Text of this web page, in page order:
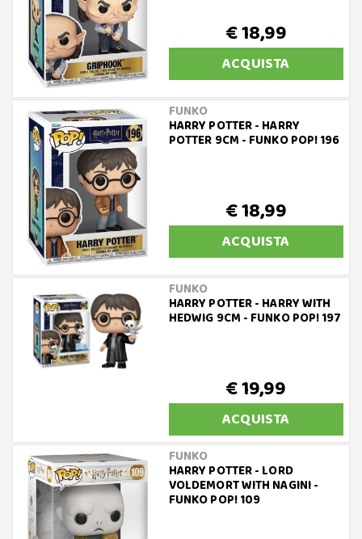
€ 18,99
ACQUISTA
FUNKO
HARRY POTTER - HARRY
POTTER 9CM - FUNKO POP! 196
€ 18,99
ACQUISTA
FUNKO
HARRY POTTER - HARRY WITH
HEDWIG 9CM - FUNKO POP! 197
€ 19,99
ACQUISTA
FUNKO
HARRY POTTER - LORD
VOLDEMORT WITH NAGINI -
FUNKO POP! 109